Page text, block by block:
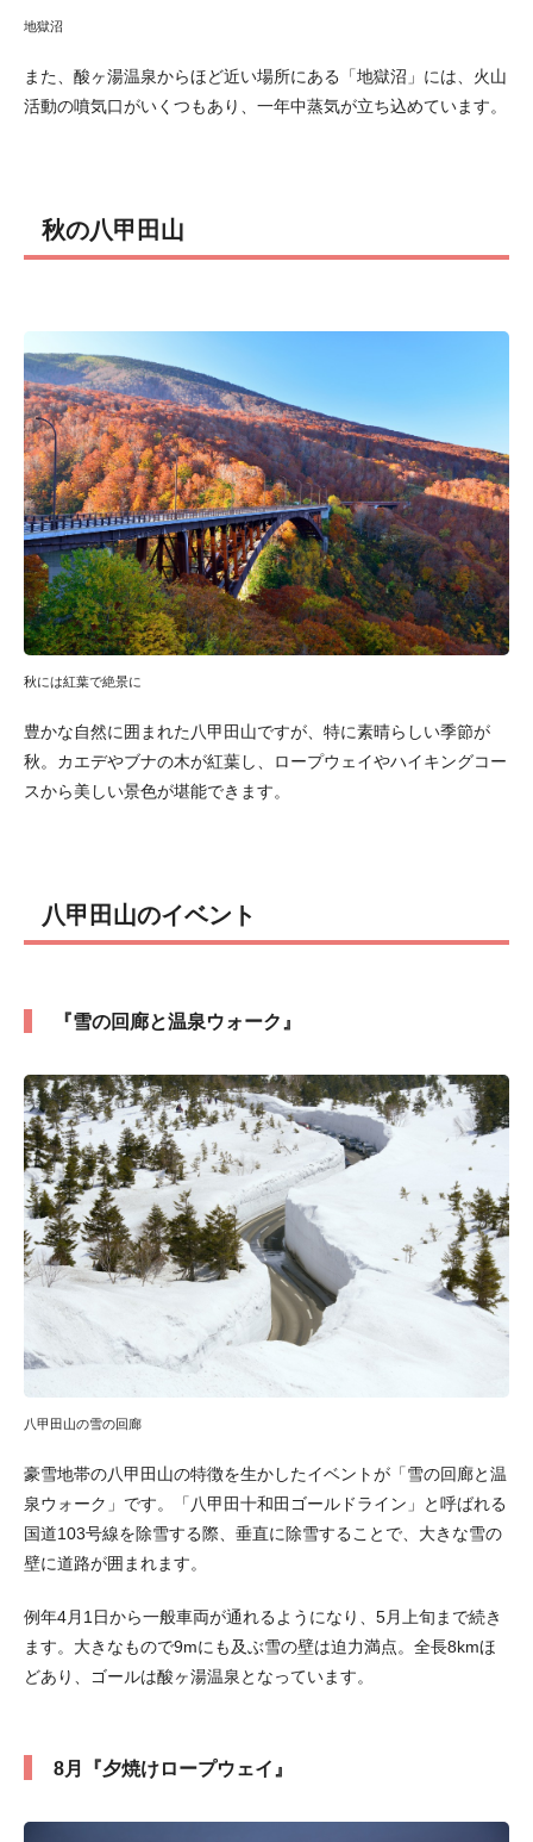
地獄沼
また、酸ヶ湯温泉からほど近い場所にある「地獄沼」には、火山
活動の噴気口がいくつもあり、一年中蒸気が立ち込めています。
秋の八甲田山
秋には紅葉で絶景に
豊かな自然に囲まれた八甲田山ですが、特に素晴らしい季節が
秋。カエデやブナの木が紅葉し、ロープウェイやハイキングコー
スから美しい景色が堪能できます。
八甲田山のイベント
『雪の回廊と温泉ウォーク』
八甲田山の雪の回廊
豪雪地帯の八甲田山の特徴を生かしたイベントが「雪の回廊と温
泉ウォーク」です。「八甲田十和田ゴールドライン」と呼ばれる
国道103号線を除雪する際、垂直に除雪することで、大きな雪の
壁に道路が囲まれます。
例年4月1日から一般車両が通れるようになり、5月上旬まで続き
ます。大きなもので9mにも及ぶ雪の壁は迫力満点。全長8kmほ
どあり、ゴールは酸ヶ湯温泉となっています。
8月『夕焼けロープウェイ』